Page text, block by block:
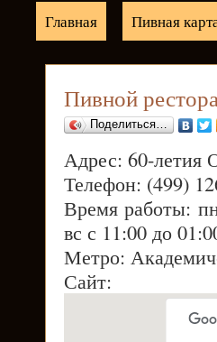
Главная Пивная
Пивной
Поделиться…
Адрес: 60-летия
Телефон: (499)
Время работы:
вс с 11:00 до
Метро:
Сайт: